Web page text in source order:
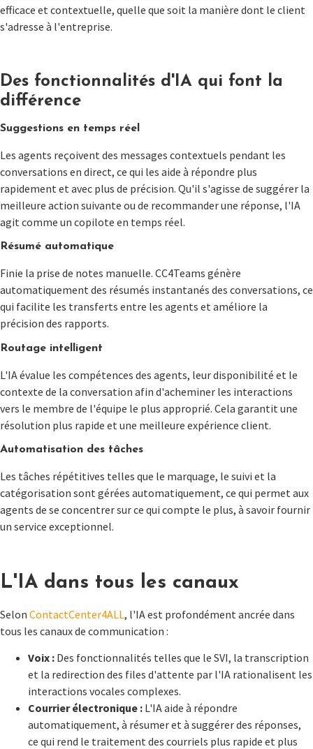
efficace et contextuelle, quelle que soit la manière dont le client
s'adresse à l'entreprise.
Des fonctionnalités d'IA qui font la
différence
Suggestions en temps réel
Les agents reçoivent des messages contextuels pendant les
conversations en direct, ce qui les aide à répondre plus
rapidement et avec plus de précision. Qu'il s'agisse de suggérer la
meilleure action suivante ou de recommander une réponse, l'IA
agit comme un copilote en temps réel.
Résumé automatique
Finie la prise de notes manuelle. CC4Teams génère
automatiquement des résumés instantanés des conversations, ce
qui facilite les transferts entre les agents et améliore la
précision des rapports.
Routage intelligent
L'IA évalue les compétences des agents, leur disponibilité et le
contexte de la conversation afin d'acheminer les interactions
vers le membre de l'équipe le plus approprié. Cela garantit une
résolution plus rapide et une meilleure expérience client.
Automatisation des tâches
Les tâches répétitives telles que le marquage, le suivi et la
catégorisation sont gérées automatiquement, ce qui permet aux
agents de se concentrer sur ce qui compte le plus, à savoir fournir
un service exceptionnel.
L'IA dans tous les canaux
Selon ContactCenter4ALL, l'IA est profondément ancrée dans
tous les canaux de communication :
Voix : Des fonctionnalités telles que le SVI, la transcription
et la redirection des files d'attente par l'IA rationalisent les
interactions vocales complexes.
Courrier électronique : L'IA aide à répondre
automatiquement, à résumer et à suggérer des réponses,
ce qui rend le traitement des courriels plus rapide et plus